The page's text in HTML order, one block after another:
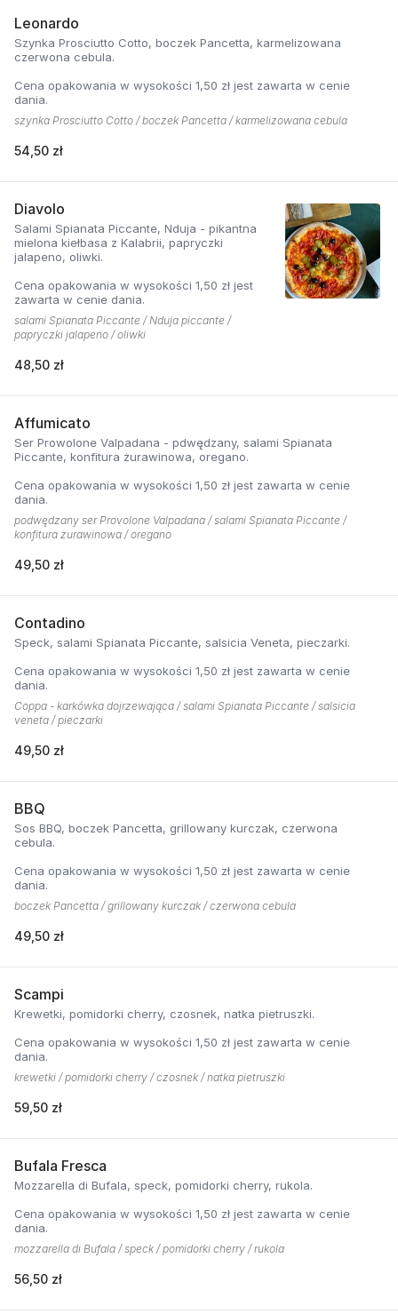
Leonardo
Szynka Prosciutto Cotto, boczek Pancetta, karmelizowana
czerwona cebula.
Cena opakowania w wysokości 1,50 zł jest zawarta w cenie
dania.
szynka Prosciutto Cotto / boczek Pancetta / karmelizowana cebula
54,50 zł
Diavolo
Salami Spianata Piccante, Nduja - pikantna
mielona kiełbasa z Kalabrii, papryczki
jalapeno, oliwki.
Cena opakowania w wysokości 1,50 zł jest
zawarta w cenie dania.
salami Spianata Piccante / Nduja piccante /
papryczki jalapeno / oliwki
48,50 zł
Affumicato
Ser Prowolone Valpadana - pdwędzany, salami Spianata
Piccante, konfitura żurawinowa, oregano.
Cena opakowania w wysokości 1,50 zł jest zawarta w cenie
dania.
podwędzany ser Provolone Valpadana / salami Spianata Piccante /
konfitura żurawinowa / oregano
49,50 zł
Contadino
Speck, salami Spianata Piccante, salsicia Veneta, pieczarki.
Cena opakowania w wysokości 1,50 zł jest zawarta w cenie
dania.
Coppa - karkówka dojrzewająca / salami Spianata Piccante / salsicia
veneta / pieczarki
49,50 zł
BBQ
Sos BBQ, boczek Pancetta, grillowany kurczak, czerwona
cebula.
Cena opakowania w wysokości 1,50 zł jest zawarta w cenie
dania.
boczek Pancetta / grillowany kurczak / czerwona cebula
49,50 zł
Scampi
Krewetki, pomidorki cherry, czosnek, natka pietruszki.
Cena opakowania w wysokości 1,50 zł jest zawarta w cenie
dania.
krewetki / pomidorki cherry / czosnek / natka pietruszki
59,50 zł
Bufala Fresca
Mozzarella di Bufala, speck, pomidorki cherry, rukola.
Cena opakowania w wysokości 1,50 zł jest zawarta w cenie
dania.
mozzarella di Bufala / speck / pomidorki cherry / rukola
56,50 zł